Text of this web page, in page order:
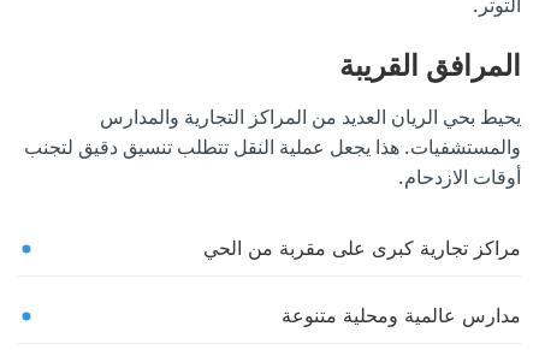
التوتر.
المرافق القريبة
يحيط بحي الريان العديد من المراكز التجارية والمدارس
والمستشفيات. هذا يجعل عملية النقل تتطلب تنسيق دقيق لتجنب
أوقات الازدحام.
مراكز تجارية كبرى على مقربة من الحي
مدارس عالمية ومحلية متنوعة